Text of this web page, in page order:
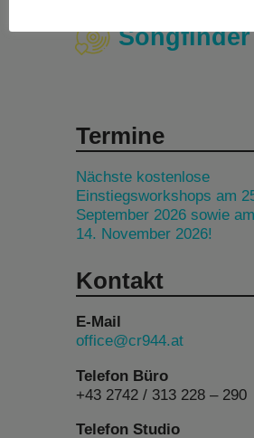
Songfinder
Termine
Nächste kostenlose
Einstiegsworkshops am
September 2026 sowie
14. November 2026!
Kontakt
E-Mail
office@cr944.at
Telefon Büro
+43 2742 / 313 228 – 290
Telefon Studio